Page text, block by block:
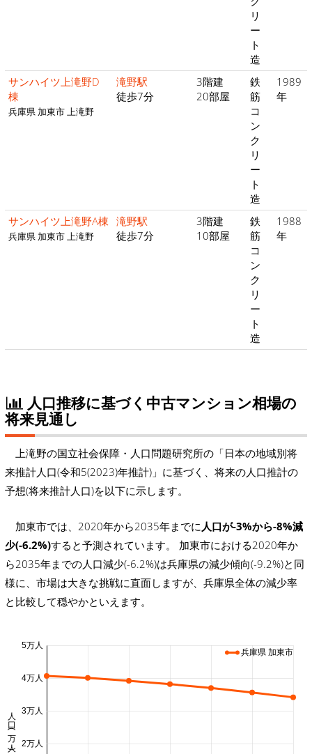
リ
ー
ト
造
サンハイツ上滝野D
棟
兵庫県 加東市 上滝野
滝野駅
徒歩7分
3階建
20部屋
鉄
筋
コ
ン
ク
リ
ー
ト
造
1989
年
サンハイツ上滝野A棟
兵庫県 加東市 上滝野
滝野駅
徒歩7分
3階建
10部屋
鉄
筋
コ
ン
ク
リ
ー
ト
造
1988
年
人口推移に基づく中古マンション相場の
将来見通し
上滝野の国立社会保障・人口問題研究所の「日本の地域別将
来推計人口(令和5(2023)年推計)」に基づく、将来の人口推計の
予想(将来推計人口)を以下に示します。
加東市では、2020年から2035年までに人口が-3%から-8%減
少(-6.2%)すると予測されています。 加東市における2020年か
ら2035年までの人口減少(-6.2%)は兵庫県の減少傾向(-9.2%)と同
様に、市場は大きな挑戦に直面しますが、兵庫県全体の減少率
と比較して穏やかといえます。
2万人
3万人
4万人
5万人
人口 (万人)
兵庫県 加東市